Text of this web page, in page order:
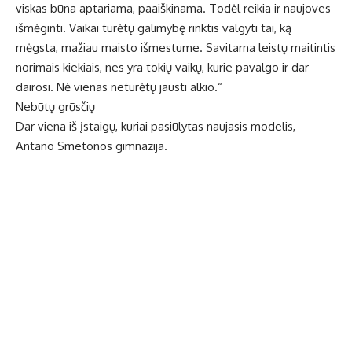
viskas būna aptariama, paaiškinama. Todėl reikia ir naujoves
išmėginti. Vaikai turėtų galimybę rinktis valgyti tai, ką
mėgsta, mažiau maisto išmestume. Savitarna leistų maitintis
norimais kiekiais, nes yra tokių vaikų, kurie pavalgo ir dar
dairosi. Nė vienas neturėtų jausti alkio.“
Nebūtų grūsčių
Dar viena iš įstaigų, kuriai pasiūlytas naujasis modelis, –
Antano Smetonos gimnazija.